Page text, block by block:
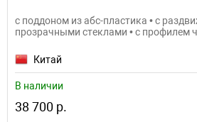
с поддоном из абс-пластика • с
прозрачными стеклами • с профилем
Китай
В наличии
38 700 р.